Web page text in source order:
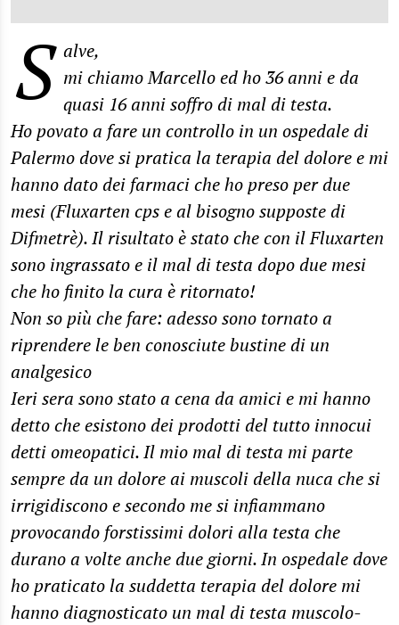
S alve,
mi chiamo Marcello ed ho 36 anni e da
quasi 16 anni soffro di mal di testa.
Ho povato a fare un controllo in un ospedale di
Palermo dove si pratica la terapia del dolore e mi
hanno dato dei farmaci che ho preso per due
mesi (Fluxarten cps e al bisogno supposte di
Difmetrè). Il risultato è stato che con il Fluxarten
sono ingrassato e il mal di testa dopo due mesi
che ho finito la cura è ritornato!
Non so più che fare: adesso sono tornato a
riprendere le ben conosciute bustine di un
analgesico
Ieri sera sono stato a cena da amici e mi hanno
detto che esistono dei prodotti del tutto innocui
detti omeopatici. Il mio mal di testa mi parte
sempre da un dolore ai muscoli della nuca che si
irrigidiscono e secondo me si infiammano
provocando forstissimi dolori alla testa che
durano a volte anche due giorni. In ospedale dove
ho praticato la suddetta terapia del dolore mi
hanno diagnosticato un mal di testa muscolo-